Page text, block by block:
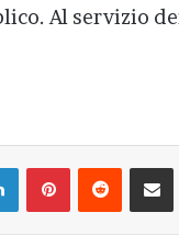
Al servizio
LinkedInPinterestReddit